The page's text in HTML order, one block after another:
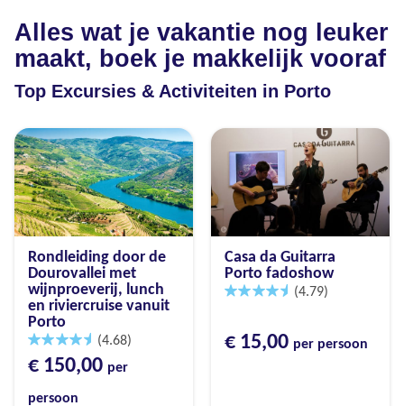
Alles wat je vakantie nog leuker
maakt, boek je makkelijk vooraf
Top Excursies & Activiteiten in Porto
Rondleiding door de
Dourovallei met
wijnproeverij, lunch
en riviercruise vanuit
Porto
(4.68)
€ 150,00 per
persoon
Casa da Guitarra
Porto fadoshow
(4.79)
€ 15,00 per persoon